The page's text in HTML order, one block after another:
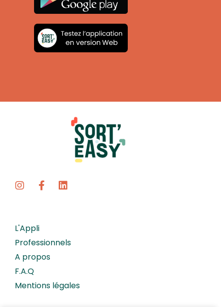
L'Appli
Professionnels
A propos
F.A.Q
Mentions légales